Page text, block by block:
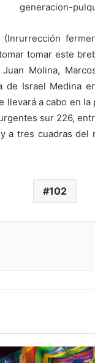
tomar este
Molina,
Israel Medina
llevará a cabo en
sur 226,
a tres cuadras
102